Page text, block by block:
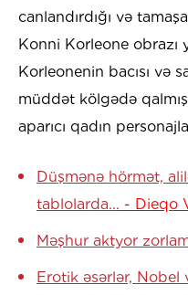
canlandırdığı və
Konni Korleone obrazı
Korleonenin bacısı və
müddət kölgədə
aparıcı qadın
Düşmənə hörmət,
tablolarda... - Dieqo
Məşhur aktyor
Erotik əsərlər, Nobel